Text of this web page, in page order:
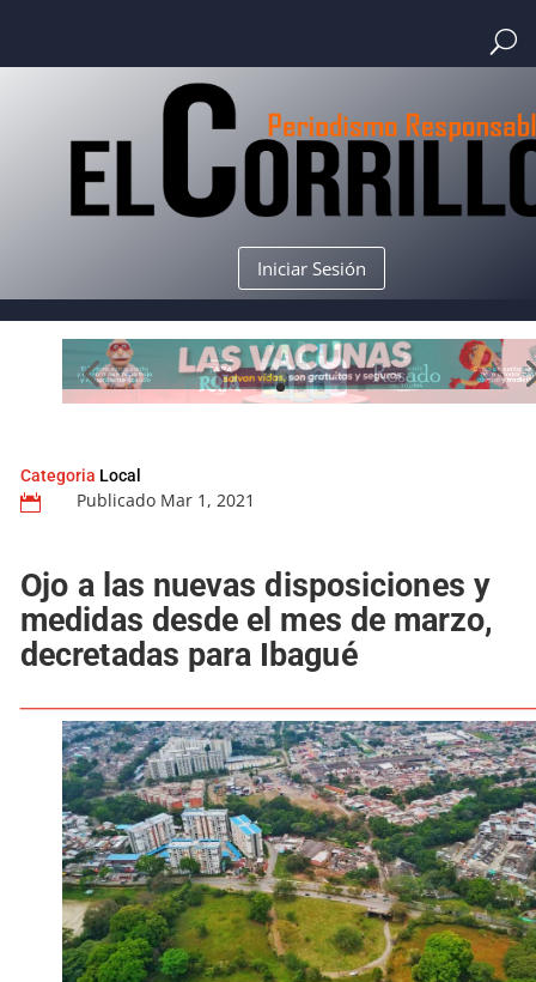
Iniciar Sesión
 Publicado Mar 1, 2021
Ojo a las nuevas disposiciones y
medidas desde el mes de marzo,
decretadas para Ibagué